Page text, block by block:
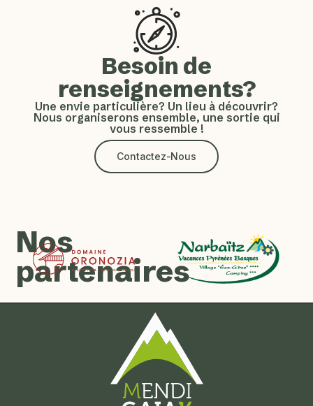
Besoin de
renseignements?
Une envie particulière? Un lieu à découvrir?
Nous organiserons ensemble, une sortie qui
vous ressemble !
Contactez-Nous
Nos
partenaires